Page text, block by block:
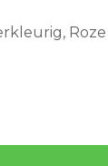
Roze